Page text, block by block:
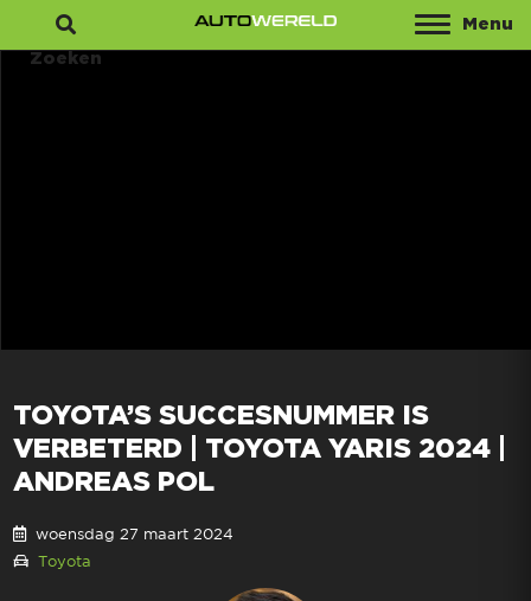
Menu
Zoeken
TOYOTA’S SUCCESNUMMER IS
VERBETERD | TOYOTA YARIS 2024 |
ANDREAS POL
woensdag 27 maart 2024
Toyota